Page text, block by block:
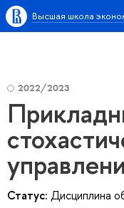
Высшая школа
2022/2023
Статус: Дисциплина